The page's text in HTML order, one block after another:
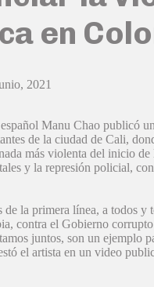
en
2021
Manu Chao publicó
de la ciudad de Cali,
más violenta del inicio de
y la represión policial,
de la primera línea, a todos y
contra el Gobierno
juntos, son un ejemplo
el artista en un video